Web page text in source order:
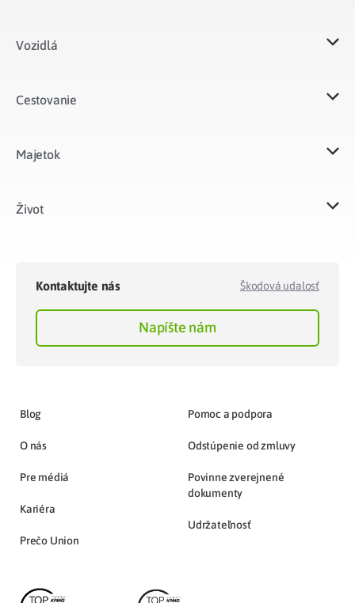
Vozidlá​
Cestovanie
Majetok​
Život​
Kontaktujte nás Škodová udalosť
Napíšte nám
Blog
O nás
Pre médiá
Kariéra
Prečo Union
Pomoc a podpora
Odstúpenie od zmluvy
Povinne zverejnené
dokumenty
Udržateľnosť